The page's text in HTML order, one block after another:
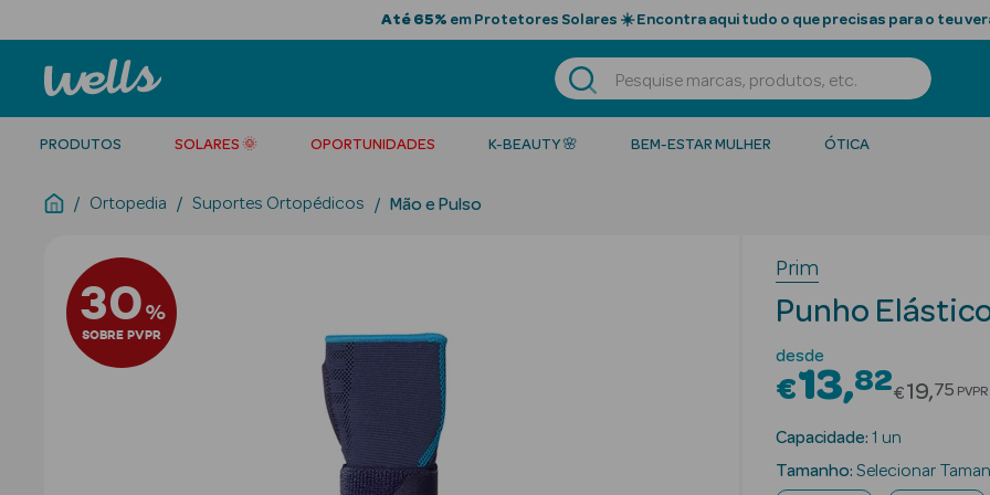
Até 65% em Protetores Solares ☀️ Encontra aqui tudo o que precisas para o teu
PRODUTOS SOLARES 🌞 OPORTUNIDADES K-BEAUTY 🌸 BEM-ESTAR MULHER ÓTICA
Ortopedia Suportes Ortopédicos Mão e Pulso
30%
SOBRE PVPR
Prim
Punho
desde
€13 82Price
€19 75 PVPR
Capacidade: 1 un
Tamanho: Selecionar